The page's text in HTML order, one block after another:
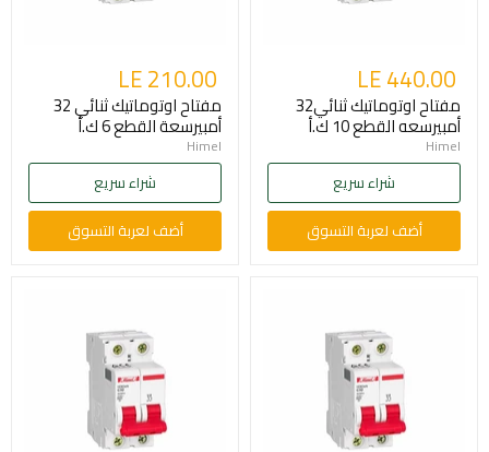
LE 440.00
مفتاح اوتوماتيك ثنائي32
أمبيرسعه القطع 10 ك.أ
Himel
شراء سريع
أضف لعربة التسوق
LE 210.00
مفتاح اوتوماتيك ثنائي 32
أمبيرسعة القطع 6 ك.أ
Himel
شراء سريع
أضف لعربة التسوق